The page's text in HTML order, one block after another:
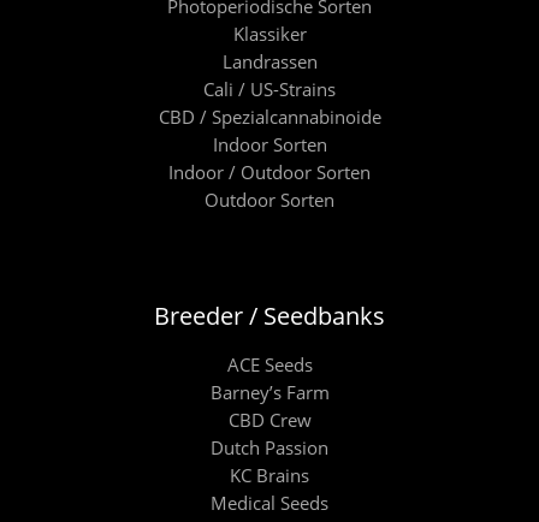
Photoperiodische Sorten
Klassiker
Landrassen
Cali / US-Strains
CBD / Spezialcannabinoide
Indoor Sorten
Indoor / Outdoor Sorten
Outdoor Sorten
Breeder / Seedbanks
ACE Seeds
Barney’s Farm
CBD Crew
Dutch Passion
KC Brains
Medical Seeds